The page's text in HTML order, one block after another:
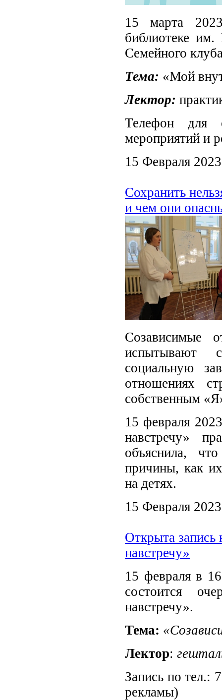
15 марта
библиотеке им.
Семейного
Тема: «Мой
Лектор:
Телефон для
мероприятий
15 Февраля 2023
Сохранить
и чем они
Созависимые
испытывают
социальную
отношениях
собственным
15 февраля
навстречу»
объяснила,
причины, как
на детях.
15 Февраля 2023
Открыта запись
навстречу»
15 февраля в
состоится
навстречу».
Тема:
Лектор:
Запись по тел.:
рекламы)